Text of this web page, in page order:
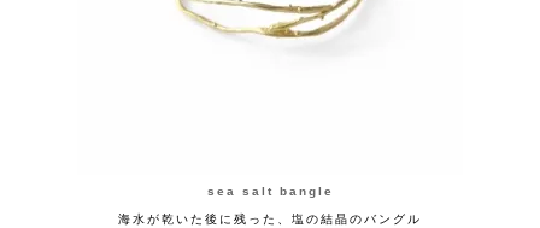
sea salt bangle
海水が乾いた後に残った、塩の結晶のバングル